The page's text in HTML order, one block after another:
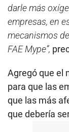
darle más
empresas, en
mecanismos
FAE Mype”,
Agregó que el
para que las
que las más
que debería